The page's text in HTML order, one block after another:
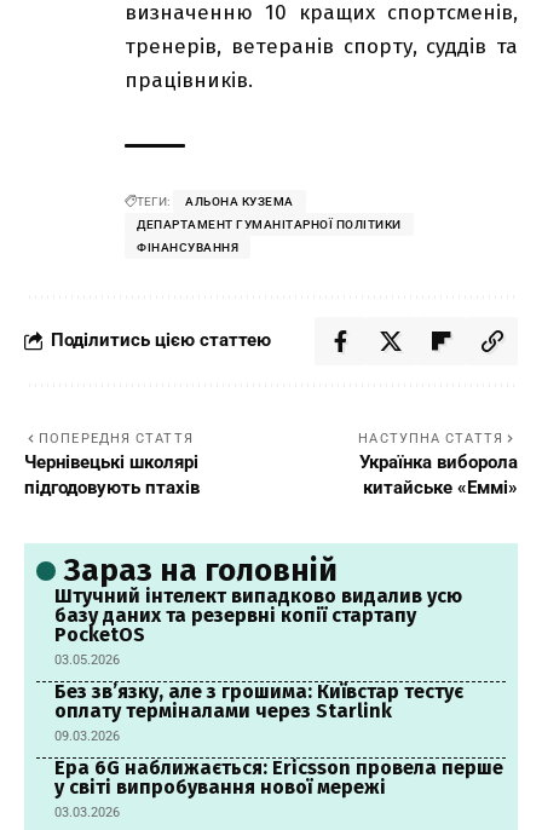
визначенню 10 кращих спортсменів,
тренерів, ветеранів спорту, суддів та
працівників.
ТЕГИ:
АЛЬОНА КУЗЕМА
ДЕПАРТАМЕНТ ГУМАНІТАРНОЇ ПОЛІТИКИ
ФІНАНСУВАННЯ
Поділитись цією статтею
ПОПЕРЕДНЯ СТАТТЯ
Чернівецькі школярі
підгодовують птахів
НАСТУПНА СТАТТЯ
Українка виборола
китайське «Еммі»
Зараз на головній
Штучний інтелект випадково видалив усю
базу даних та резервні копії стартапу
PocketOS
03.05.2026
Без зв’язку, але з грошима: Київстар тестує
оплату терміналами через Starlink
09.03.2026
Ера 6G наближається: Ericsson провела перше
у світі випробування нової мережі
03.03.2026